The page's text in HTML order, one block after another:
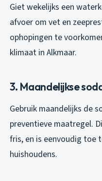
Giet wekelijks een
afvoer om vet en
ophopingen te
klimaat in Alkmaar.
3. Maandelijkse
Gebruik maandelijks de
preventieve maatregel.
fris, en is eenvoudig toe
huishoudens.